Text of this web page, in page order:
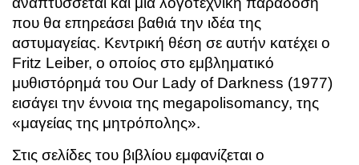
που θα επηρεάσει βαθιά την ιδέα της
αστυμαγείας. Κεντρική θέση σε αυτήν κατέχει ο
Fritz Leiber, ο οποίος στο εμβληματικό
μυθιστόρημά του Our Lady of Darkness (1977)
εισάγει την έννοια της megapolisomancy, της
«μαγείας της μητρόπολης».
Στις σελίδες του βιβλίου εμφανίζεται ο